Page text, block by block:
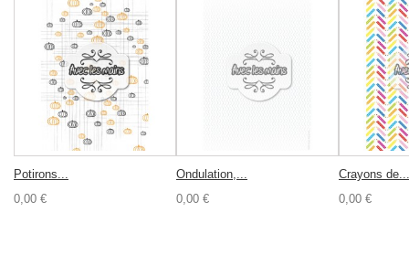
Potirons...
0,00 €
Ondulation,...
0,00 €
Crayons de...
0,00 €